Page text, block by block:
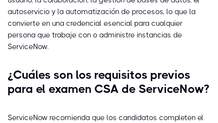
autoservicio y la automatización de procesos, lo que la
convierte en una credencial esencial para cualquier
persona que trabaje con o administre instancias de
ServiceNow.
¿Cuáles son los requisitos previos
para el examen CSA de ServiceNow?
ServiceNow recomienda que los candidatos completen el